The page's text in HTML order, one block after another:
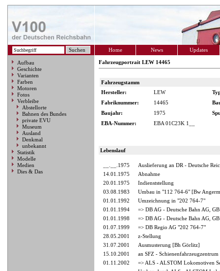
Home News Updates
Aufbau
Geschichte
Varianten
Farben
Motoren
Fotos
Verbleibe
Abstellorte
Bahnen des Bundes
private EVU
Museum
Ausland
Denkmal
unbekannt
Statistik
Modelle
Medien
Dies & Das
Fahrzeugportrait LEW 14465
Fahrzeugstamm
Hersteller:
LEW
Fabriknummer:
14465
Baujahr:
1975
EBA-Nummer:
EBA 01C23K 1__
Lebenslauf
__.__.1975
Auslieferung an DR - Deutsche
14.01.1975
Abnahme
20.01.1975
Indienststellung
03.08.1983
Umbau in "112 764-6" [Bw
01.01.1992
Umzeichnung in "202 764-7"
01.01.1994
=> DB AG - Deutsche Bahn AG,
01.01.1998
=> DB AG - Deutsche Bahn AG,
01.07.1999
=> DB Regio AG "202 764-7"
28.05.2001
z-Stellung
31.07.2001
Ausmusterung [Bh Görlitz]
15.10.2001
an SFZ -
01.11.2002
=> ALS - ALSTOM Lokomotiven